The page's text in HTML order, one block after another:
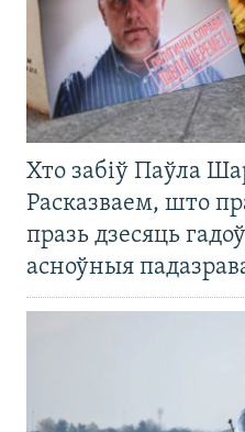
Хто забіў Паўла
Расказваем, што
празь дзесяць
асноўныя